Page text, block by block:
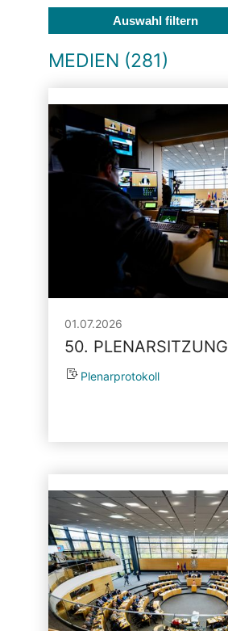
Auswahl filtern
MEDIEN (281)
01.07.2026
50. PLENARSITZUNG
Plenarprotokoll